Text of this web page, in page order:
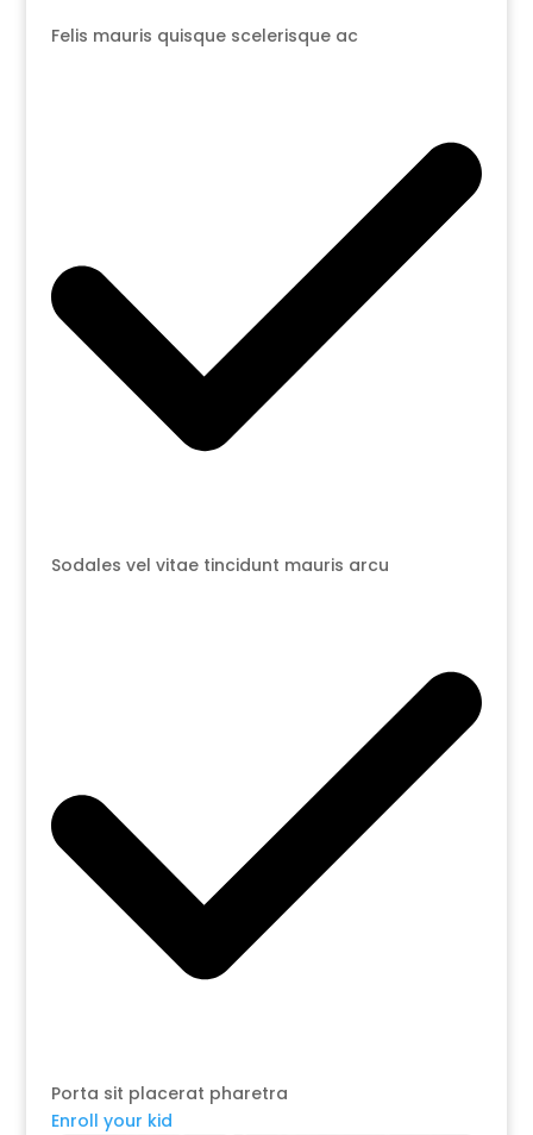
Felis mauris quisque scelerisque ac
Sodales vel vitae tincidunt mauris arcu
Porta sit placerat pharetra
Enroll your kid